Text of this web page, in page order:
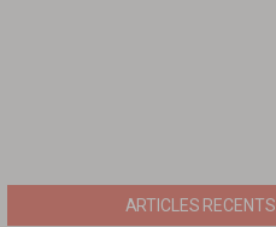
ARTICLES RECENTS